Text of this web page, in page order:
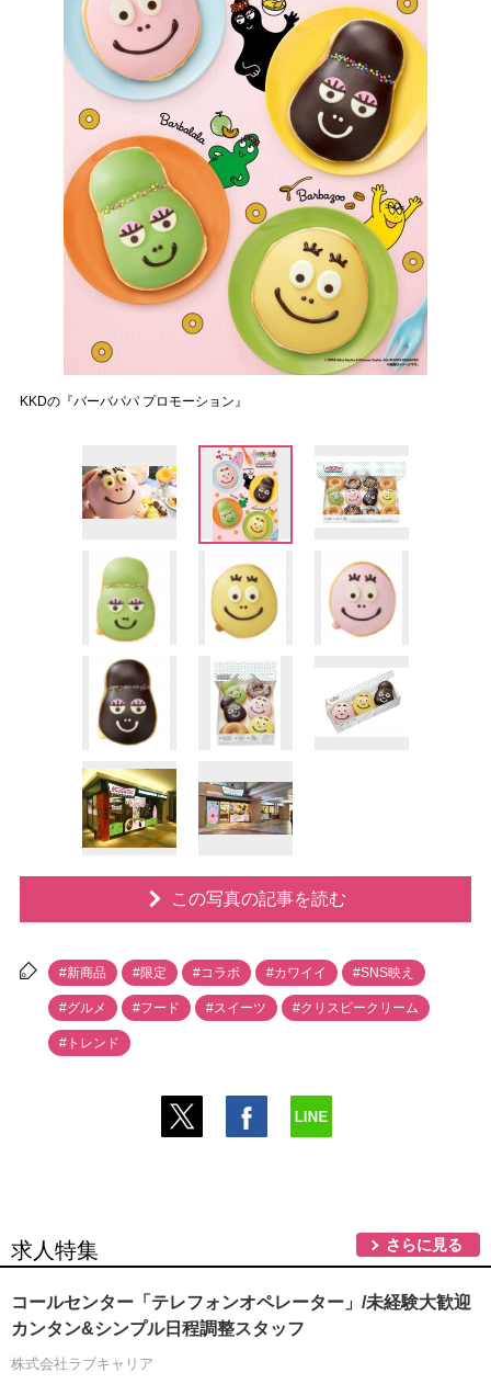
KKDの『バーバパパ プロモーション』
この写真の記事を読む
#新商品 #限定 #コラボ #カワイイ #SNS映え
#グルメ #フード #スイーツ #クリスピークリーム
#トレンド
求人特集 さらに見る
コールセンター「テレフォンオペレーター」/未経験大歓迎
カンタン&シンプル日程調整スタッフ
株式会社ラブキャリア